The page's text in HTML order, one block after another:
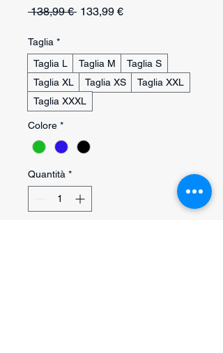
138,99 € Prezzo
133,99 €Prezzo
Taglia *
Taglia L
Taglia M
Taglia S
Taglia XL
Taglia XS
Taglia XXL
Taglia XXXL
Colore *
Quantità *